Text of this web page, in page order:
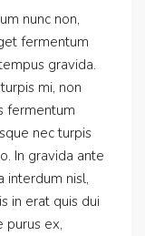
nunc non,
fermentum
gravida.
mi, non
fermentum
nec turpis
In gravida ante
interdum nisl,
in erat quis dui
purus ex,